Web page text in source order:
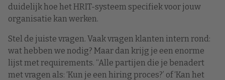
duidelijk hoe het HRIT-systeem specifiek voor jouw
organisatie kan werken.
Stel de juiste vragen. Vaak vragen klanten intern rond:
wat hebben we nodig? Maar dan krijg je een enorme
lijst met requirements. “Alle partijen die je benadert
met vragen als: ‘Kun je een hiring proces?’ of ‘Kan het